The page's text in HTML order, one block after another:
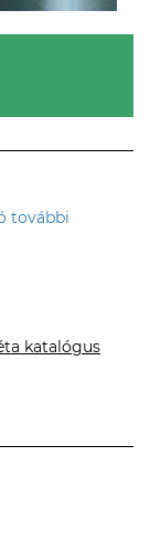
további
katalógus